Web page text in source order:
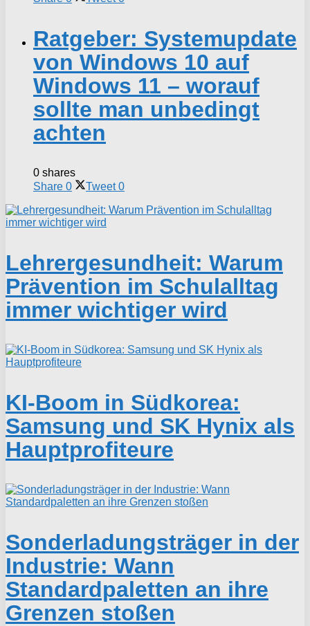
Ratgeber: Systemupdate
von Windows 10 auf
Windows 11 – worauf
sollte man unbedingt
achten
0 shares
Share 0 Tweet 0
Lehrergesundheit: Warum
Prävention im Schulalltag
immer wichtiger wird
KI-Boom in Südkorea:
Samsung und SK Hynix als
Hauptprofiteure
Sonderladungsträger in der
Industrie: Wann
Standardpaletten an ihre
Grenzen stoßen